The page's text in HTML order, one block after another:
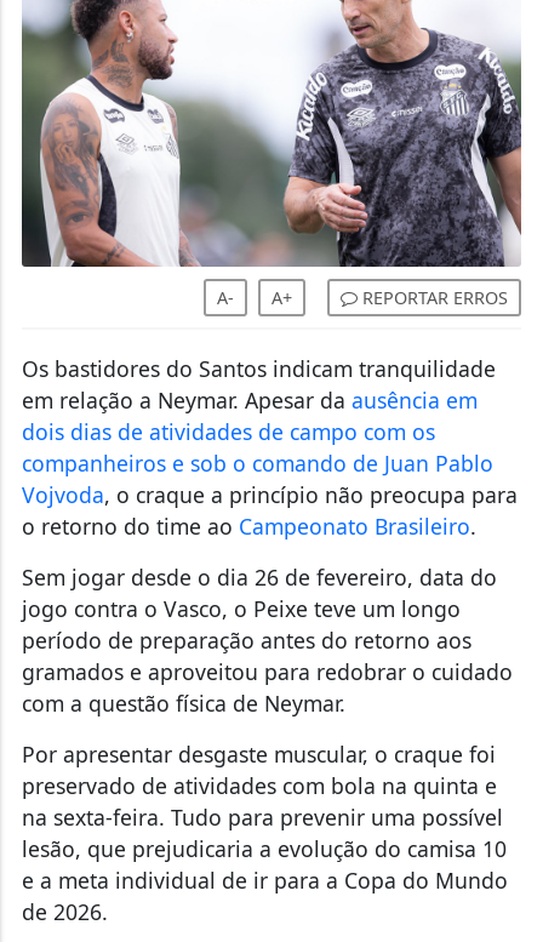
A- A+ REPORTAR ERROS
Os bastidores do Santos indicam tranquilidade
em relação a Neymar. Apesar da ausência em
dois dias de atividades de campo com os
companheiros e sob o comando de Juan Pablo
Vojvoda, o craque a princípio não preocupa para
o retorno do time ao Campeonato Brasileiro.
Sem jogar desde o dia 26 de fevereiro, data do
jogo contra o Vasco, o Peixe teve um longo
período de preparação antes do retorno aos
gramados e aproveitou para redobrar o cuidado
com a questão física de Neymar.
Por apresentar desgaste muscular, o craque foi
preservado de atividades com bola na quinta e
na sexta-feira. Tudo para prevenir uma possível
lesão, que prejudicaria a evolução do camisa 10
e a meta individual de ir para a Copa do Mundo
de 2026.